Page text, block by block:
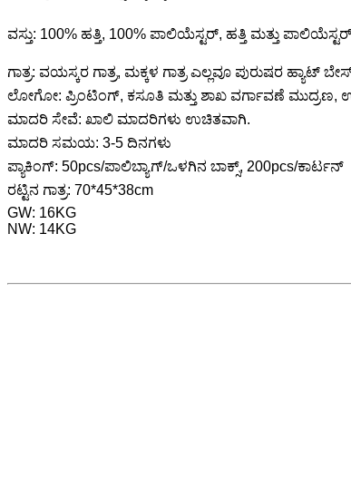
ವಸ್ತು: 100% ಹತ್ತಿ, 100% ಪಾಲಿಯೆಸ್ಟರ್, ಹತ್ತಿ ಮತ್ತು
ಗಾತ್ರ: ವಯಸ್ಕರ ಗಾತ್ರ, ಮಕ್ಕಳ ಗಾತ್ರ ಎಲ್ಲವೂ ಪುರುಷರ ಹ್ಯಾಟ್
ಲೋಗೋ: ಪ್ರಿಂಟಿಂಗ್, ಕಸೂತಿ ಮತ್ತು ಶಾಖ ವರ್ಗಾವಣೆ ಮುದ್ರಣ,
ಮಾದರಿ ಸೇವೆ: ಖಾಲಿ ಮಾದರಿಗಳು ಉಚಿತವಾಗಿ.
ಮಾದರಿ ಸಮಯ: 3-5 ದಿನಗಳು
ಪ್ಯಾಕಿಂಗ್: 50pcs/ಪಾಲಿಬ್ಯಾಗ್/ಒಳಗಿನ ಬಾಕ್ಸ್, 200pcs/ಕಾರ್ಟನ್
ರಟ್ಟಿನ ಗಾತ್ರ: 70*45*38cm
GW: 16KG
NW: 14KG